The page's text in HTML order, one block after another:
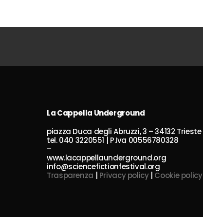
La Cappella Underground
piazza Duca degli Abruzzi, 3 – 34132 Trieste
tel. 040 3220551 | P.Iva 00556780328
–
www.lacappellaunderground.org
info@sciencefictionfestival.org
Trasparenza | Privacy policy| Cookie policy